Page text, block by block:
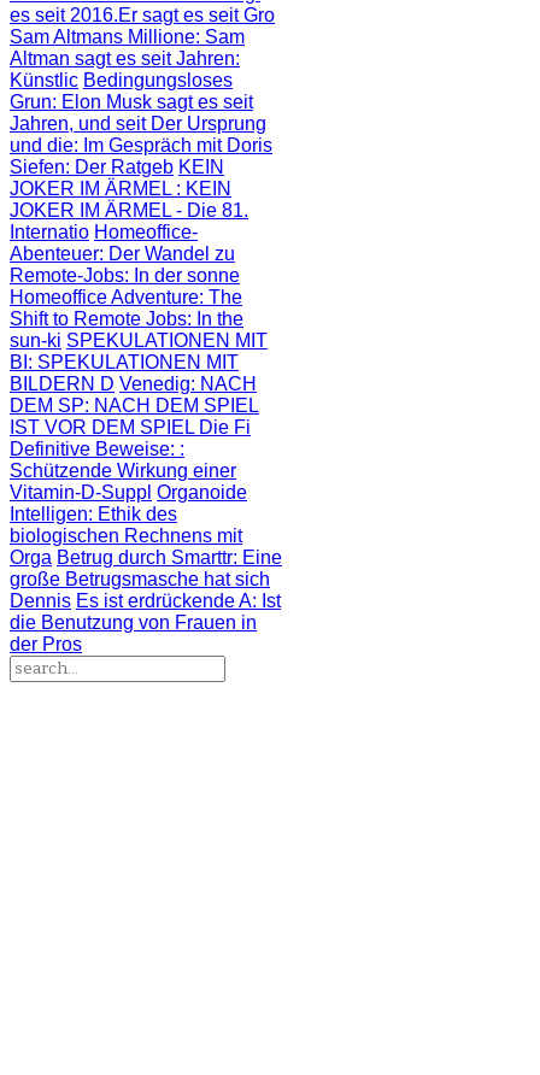
es seit 2016.Er sagt es seit Gro
Sam Altmans Millione: Sam
Altman sagt es seit Jahren:
Künstlic Bedingungsloses
Grun: Elon Musk sagt es seit
Jahren, und seit Der Ursprung
und die: Im Gespräch mit Doris
Siefen: Der Ratgeb KEIN
JOKER IM ÄRMEL : KEIN
JOKER IM ÄRMEL - Die 81.
Internatio Homeoffice-
Abenteuer: Der Wandel zu
Remote-Jobs: In der sonne
Homeoffice Adventure: The
Shift to Remote Jobs: In the
sun-ki SPEKULATIONEN MIT
BI : SPEKULATIONEN MIT
BILDERN D Venedig: NACH
DEM SP: NACH DEM SPIEL
IST VOR DEM SPIEL Die Fi
Definitive Beweise: :
Schützende Wirkung einer
Vitamin-D-Suppl Organoide
Intelligen: Ethik des
biologischen Rechnens mit
Orga Betrug durch Smarttr: Eine
große Betrugsmasche hat sich
Dennis Es ist erdrückende A: Ist
die Benutzung von Frauen in
der Pros